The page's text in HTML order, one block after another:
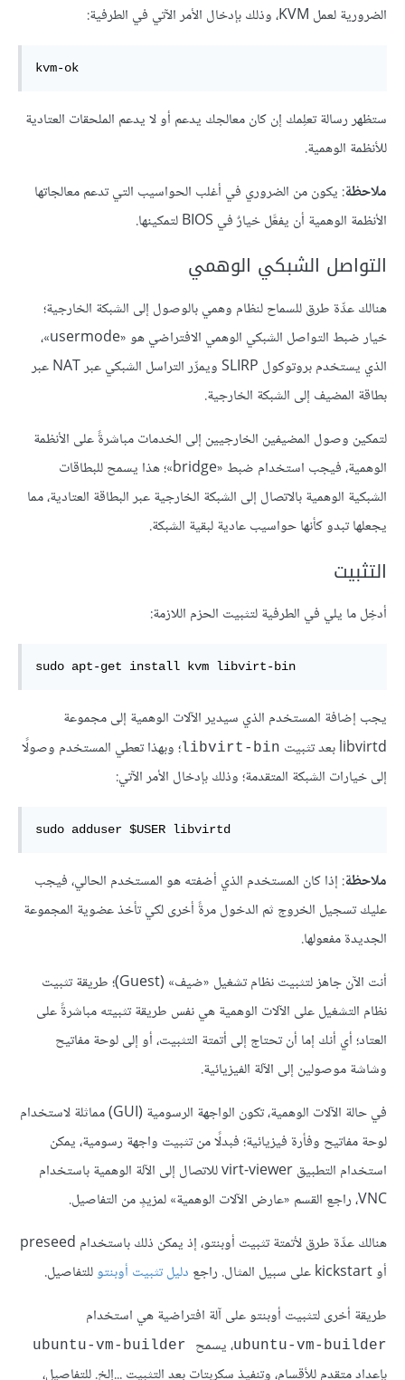
الضرورية لعمل KVM، وذلك بإدخال الأمر الآتي في الطرفية:
kvm-ok
ستظهر رسالة تعلِمك إن كان معالجك يدعم أو لا يدعم الملحقات العتادية
للأنظمة الوهمية.
ملاحظة: يكون من الضروري في أغلب الحواسيب التي تدعم معالجاتها
الأنظمة الوهمية أن يفعَّل خيارٌ في BIOS لتمكينها.
التواصل الشبكي الوهمي
هنالك عدِّة طرق للسماح لنظام وهمي بالوصول إلى الشبكة الخارجية؛
خيار ضبط التواصل الشبكي الوهمي الافتراضي هو «usermode»،
الذي يستخدم بروتوكول SLIRP ويمرِّر التراسل الشبكي عبر NAT عبر
بطاقة المضيف إلى الشبكة الخارجية.
لتمكين وصول المضيفين الخارجيين إلى الخدمات مباشرةً على الأنظمة
الوهمية، فيجب استخدام ضبط «bridge»؛ هذا يسمح للبطاقات
الشبكية الوهمية بالاتصال إلى الشبكة الخارجية عبر البطاقة العتادية، مما
يجعلها تبدو كأنها حواسيب عادية لبقية الشبكة.
التثبيت
أدخِل ما يلي في الطرفية لتثبيت الحزم اللازمة:
sudo apt-get install kvm libvirt-bin
يجب إضافة المستخدم الذي سيدير الآلات الوهمية إلى مجموعة
libvirtd بعد تثبيت
libvirt-bin؛ وبهذا تعطي المستخدم وصولًا
إلى خيارات الشبكة المتقدمة؛ وذلك بإدخال الأمر الآتي:
sudo adduser $USER libvirtd
ملاحظة: إذا كان المستخدم الذي أضفته هو المستخدم الحالي، فيجب
عليك تسجيل الخروج ثم الدخول مرةً أخرى لكي تأخذ عضوية المجموعة
الجديدة مفعولها.
أنت الآن جاهز لتثبيت نظام تشغيل «ضيف» (Guest)؛ طريقة تثبيت
نظام التشغيل على الآلات الوهمية هي نفس طريقة تثبيته مباشرةً على
العتاد؛ أي أنك إما أن تحتاج إلى أتمتة التثبيت، أو إلى لوحة مفاتيح
وشاشة موصولين إلى الآلة الفيزيائية.
في حالة الآلات الوهمية، تكون الواجهة الرسومية (GUI) مماثلة لاستخدام
لوحة مفاتيح وفأرة فيزيائية؛ فبدلًا من تثبيت واجهة رسومية، يمكن
استخدام التطبيق virt-viewer للاتصال إلى الآلة الوهمية باستخدام
VNC، راجع القسم «عارض الآلات الوهمية» لمزيدٍ من التفاصيل.
هنالك عدِّة طرق لأتمتة تثبيت أوبنتو، إذ يمكن ذلك باستخدام preseed
أو kickstart على سبيل المثال. راجع
دليل تثبيت أوبنتوللتفاصيل.
طريقة أخرى لتثبيت أوبنتو على آلة افتراضية هي استخدام
ubuntu-vm-builder، يسمح